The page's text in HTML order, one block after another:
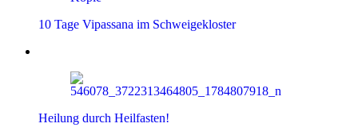
10 Tage Vipassana im Schweigekloster
Heilung durch Heilfasten!